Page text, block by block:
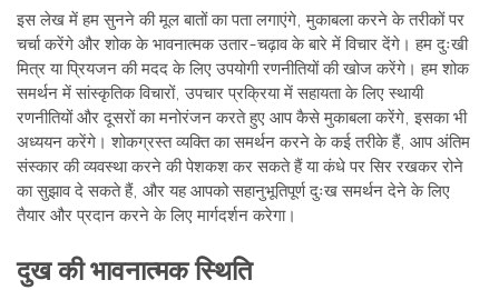
इस लेख में हम सुनने की मूल बातों का पता लगाएंगे, मुकाबला करने के तरीकों पर
चर्चा करेंगे और शोक के भावनात्मक उतार-चढ़ाव के बारे में विचार देंगे। हम दुःखी
मित्र या प्रियजन की मदद के लिए उपयोगी रणनीतियों की खोज करेंगे। हम शोक
समर्थन में सांस्कृतिक विचारों, उपचार प्रक्रिया में सहायता के लिए स्थायी
रणनीतियों और दूसरों का मनोरंजन करते हुए आप कैसे मुकाबला करेंगे, इसका भी
अध्ययन करेंगे। शोकग्रस्त व्यक्ति का समर्थन करने के कई तरीके हैं, आप अंतिम
संस्कार की व्यवस्था करने की पेशकश कर सकते हैं या कंधे पर सिर रखकर रोने
का सुझाव दे सकते हैं, और यह आपको सहानुभूतिपूर्ण दुःख समर्थन देने के लिए
तैयार और प्रदान करने के लिए मार्गदर्शन करेगा।
दुख की भावनात्मक स्थिति